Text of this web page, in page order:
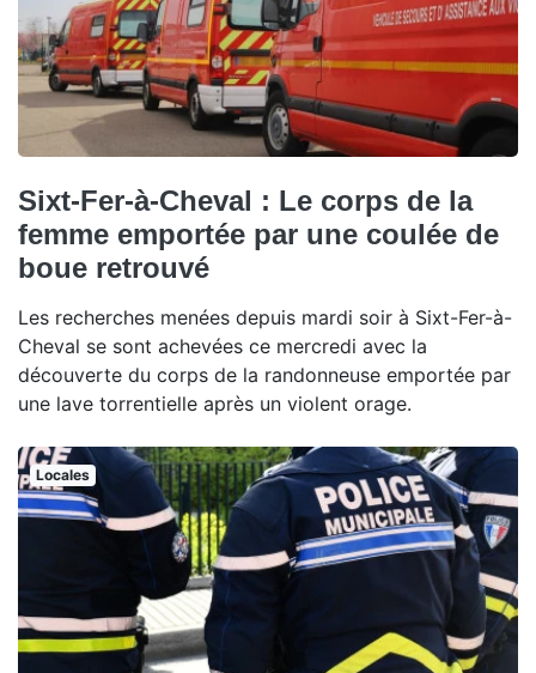
Sixt-Fer-à-Cheval : Le corps de la
femme emportée par une coulée de
boue retrouvé
Les recherches menées depuis mardi soir à Sixt-Fer-à-
Cheval se sont achevées ce mercredi avec la
découverte du corps de la randonneuse emportée par
une lave torrentielle après un violent orage.
Locales